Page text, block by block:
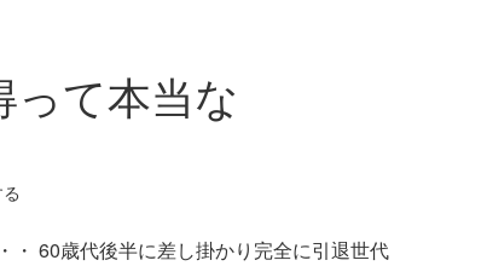
て本当な
・ 60歳代後半に差し掛かり完全に引退世代